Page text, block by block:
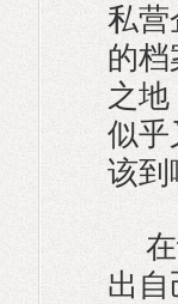
私营
的档
之
似乎
该到
出自